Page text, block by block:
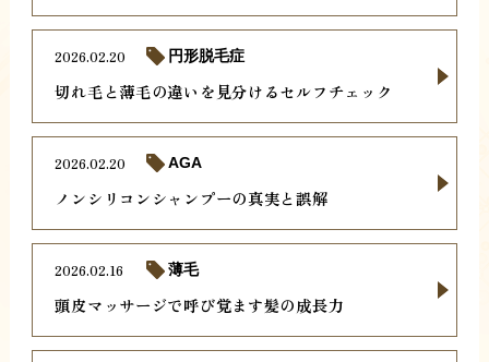
切れ毛と薄毛の違いを見分けるセルフチェック
2026.02.20 円形脱毛症
ノンシリコンシャンプーの真実と誤解
2026.02.20 AGA
頭皮マッサージで呼び覚ます髪の成長力
2026.02.16 薄毛